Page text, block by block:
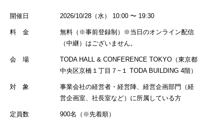
開催日 2026/10/28（水） 10:00 〜 19:30
料 金
無料（※事前登録制）※当日のオンライン配信
（中継）はございません。
会 場
TODA HALL & CONFERENCE TOKYO（東京都
中央区京橋１丁目７−１ TODA BUILDING 4階）
対 象
事業会社の経営者・経営陣、経営企画部門（経
営企画室、社長室など）に所属している方
定員数 900名（※先着順）